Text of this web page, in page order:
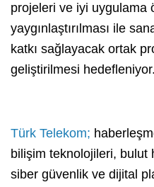
projeleri ve iyi uygulama
yaygınlaştırılması ile
katkı sağlayacak ortak
geliştirilmesi hedefleniyor.
Türk Telekom;
bilişim teknolojileri, bulut
siber güvenlik ve dijital